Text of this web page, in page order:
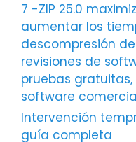
7 -ZIP 25.0
aumentar los
descompresión
revisiones de
pruebas
software
Intervención
guía completa